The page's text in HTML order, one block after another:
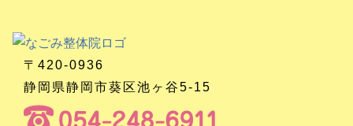
〒420-0936
静岡県静岡市葵区池ヶ谷5-15